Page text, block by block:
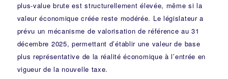
plus-value brute est structurellement élevée, même si la
valeur économique créée reste modérée. Le législateur a
prévu un mécanisme de valorisation de référence au 31
décembre 2025, permettant d’établir une valeur de base
plus représentative de la réalité économique à l’entrée en
vigueur de la nouvelle taxe.